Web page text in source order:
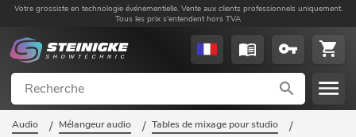
Votre grossiste en technologie événementielle. Vente aux clients professionnels uniquement.
Tous les prix s'entendent hors TVA
Audio / Mélangeur audio / Tables de mixage pour studio /